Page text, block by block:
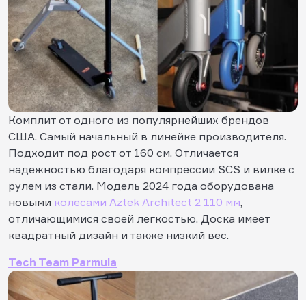
Комплит от одного из популярнейших брендов
США. Самый начальный в линейке производителя.
Подходит под рост от 160 см. Отличается
надежностью благодаря компрессии SCS и вилке с
рулем из стали. Модель 2024 года оборудована
новыми колесами Aztek Architect 2 110 мм,
отличающимися своей легкостью. Доска имеет
квадратный дизайн и также низкий вес.
Tech Team Parmula